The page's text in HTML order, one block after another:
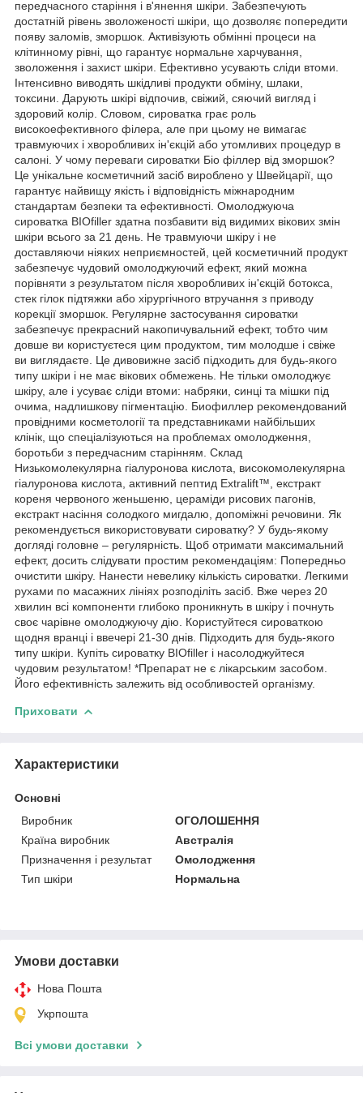
передчасного старіння і в'янення шкіри. Забезпечують
достатній рівень зволоженості шкіри, що дозволяє попередити
появу заломів, зморшок. Активізують обмінні процеси на
клітинному рівні, що гарантує нормальне харчування,
зволоження і захист шкіри. Ефективно усувають сліди втоми.
Інтенсивно виводять шкідливі продукти обміну, шлаки,
токсини. Дарують шкірі відпочив, свіжий, сяючий вигляд і
здоровий колір. Словом, сироватка грає роль
високоефективного філера, але при цьому не вимагає
травмуючих і хворобливих ін'єкцій або утомливих процедур в
салоні. У чому переваги сироватки Біо філлер від зморшок?
Це унікальне косметичний засіб вироблено у Швейцарії, що
гарантує найвищу якість і відповідність міжнародним
стандартам безпеки та ефективності. Омолоджуюча
сироватка BIOfiller здатна позбавити від видимих вікових змін
шкіри всього за 21 день. Не травмуючи шкіру і не
доставляючи ніяких неприємностей, цей косметичний продукт
забезпечує чудовий омолоджуючий ефект, який можна
порівняти з результатом після хворобливих ін'єкцій ботокса,
стек гілок підтяжки або хірургічного втручання з приводу
корекції зморшок. Регулярне застосування сироватки
забезпечує прекрасний накопичувальний ефект, тобто чим
довше ви користуєтеся цим продуктом, тим молодше і свіже
ви виглядаєте. Це дивовижне засіб підходить для будь-якого
типу шкіри і не має вікових обмежень. Не тільки омолоджує
шкіру, але і усуває сліди втоми: набряки, синці та мішки під
очима, надлишкову пігментацію. Биофиллер рекомендований
провідними косметології та представниками найбільших
клінік, що спеціалізуються на проблемах омолодження,
боротьби з передчасним старінням. Склад
Низькомолекулярна гіалуронова кислота, високомолекулярна
гіалуронова кислота, активний пептид Extralift™, екстракт
кореня червоного женьшеню, цераміди рисових пагонів,
екстракт насіння солодкого мигдалю, допоміжні речовини. Як
рекомендується використовувати сироватку? У будь-якому
догляді головне – регулярність. Щоб отримати максимальний
ефект, досить слідувати простим рекомендаціям: Попередньо
очистити шкіру. Нанести невелику кількість сироватки. Легкими
рухами по масажних лініях розподіліть засіб. Вже через 20
хвилин всі компоненти глибоко проникнуть в шкіру і почнуть
своє чарівне омолоджуючу дію. Користуйтеся сироваткою
щодня вранці і ввечері 21-30 днів. Підходить для будь-якого
типу шкіри. Купіть сироватку BIOfiller і насолоджуйтеся
чудовим результатом! *Препарат не є лікарським засобом.
Його ефективність залежить від особливостей організму.
Приховати
Характеристики
Основні
Виробник
ОГОЛОШЕННЯ
Країна виробник
Австралія
Призначення і результат
Омолодження
Тип шкіри
Нормальна
Умови доставки
Нова Пошта
Укрпошта
Всі умови доставки